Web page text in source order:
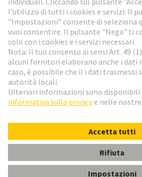
Social Media
Italia Italiano
© HARTING Technology Group
ImprintInformativa sulla privacy
Condizioni di vendita